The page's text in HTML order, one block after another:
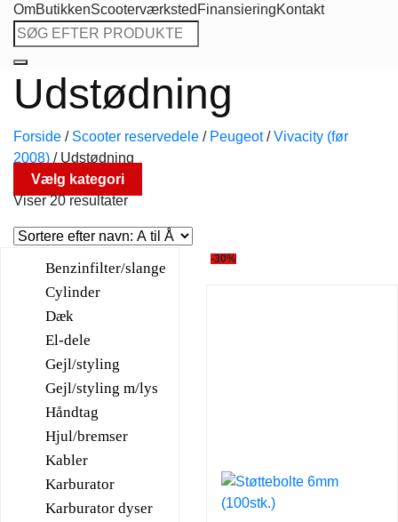
OmButikkenScooterværksted FinansieringKontakt
Søg
efter:
Udstødning
Forside / Scooter reservedele / Peugeot / Vivacity (før
2008) /Udstødning
Vælg kategori
Viser 20 resultater
Benzinfilter/slange
Cylinder
Dæk
El-dele
Gejl/styling
Gejl/styling m/lys
Håndtag
Hjul/bremser
Kabler
Karburator
Karburator dyser
-30%